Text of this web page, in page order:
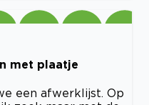
met plaatje
een afwerklijst. Op